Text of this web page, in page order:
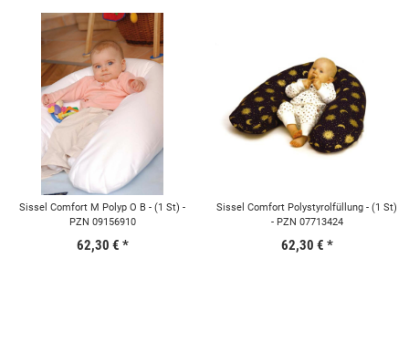
Sissel Comfort M Polyp O B - (1 St) -
PZN 09156910
62,30 € *
Sissel Comfort Polystyrolfüllung - (1 St)
- PZN 07713424
62,30 € *